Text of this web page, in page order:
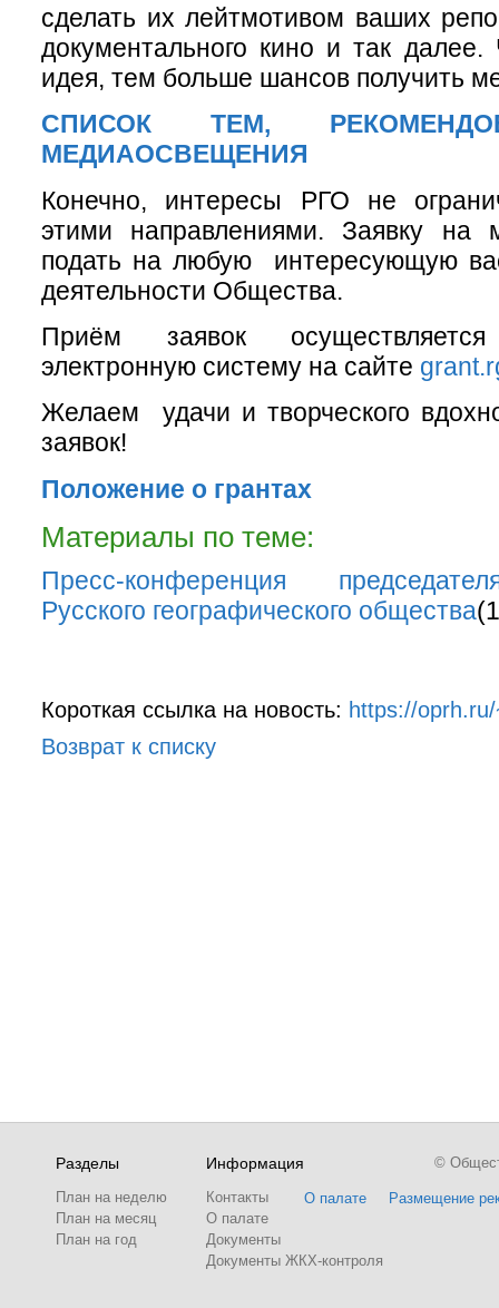
сделать их лейтмотивом ваших
документального кино и так
идея, тем больше шансов получить
СПИСОК ТЕМ,
МЕДИАОСВЕЩЕНИЯ
Конечно, интересы РГО не
этими направлениями. Заявку на
подать на любую интересующую
деятельности Общества.
Приём заявок
электронную систему на сайте
Желаем удачи и творческого
заявок!
Положение о грантах
Материалы по теме:
Пресс-конференция
Русского географического общества
Короткая ссылка на новость: https://
Возврат к списку
Разделы
План на неделю
План на месяц
План на год
Информация
Контакты
О палате
Документы
Документы ЖКХ-контроля
О палате Размещение
©